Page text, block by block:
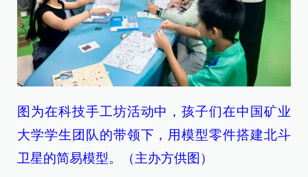
图为在科技手工坊活动中，孩子们在中国矿业
大学学生团队的带领下，用模型零件搭建北斗
卫星的简易模型。（主办方供图）